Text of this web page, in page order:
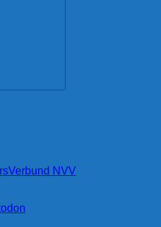
NVV